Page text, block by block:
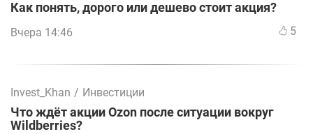
Как понять, дорого или дешево стоит акция?
Вчера 14:46 5
Invest_Khan / Инвестиции
Что ждёт акции Ozon после ситуации вокруг
Wildberries?